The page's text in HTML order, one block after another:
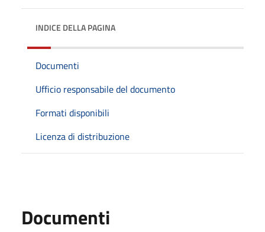
INDICE DELLA PAGINA
Documenti
Ufficio responsabile del documento
Formati disponibili
Licenza di distribuzione
Documenti